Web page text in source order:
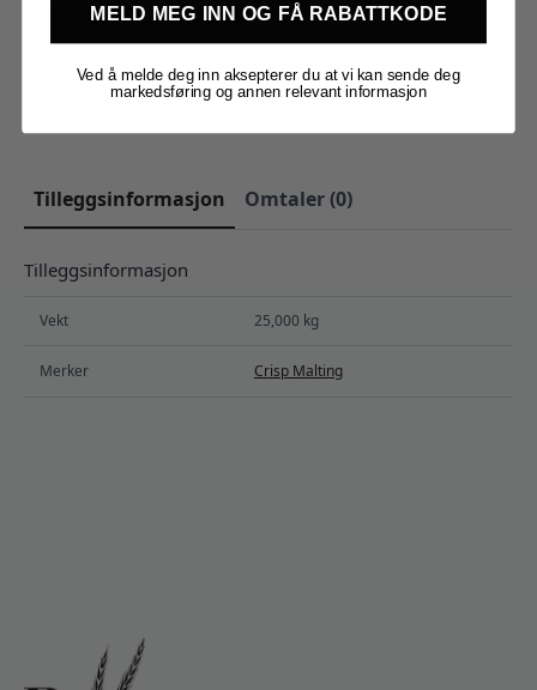
8),
25kg
sekk
Produktnummer:201501
,Råvarer,Sekker med malt
Tilleggsinformasjon Omtaler (0)
Tilleggsinformasjon
Vekt 25,000 kg
Merker Crisp Malting
MELD MEG INN OG FÅ RABATTKODE
Ved å melde deg inn aksepterer du at vi kan sende deg
markedsføring og annen relevant informasjon